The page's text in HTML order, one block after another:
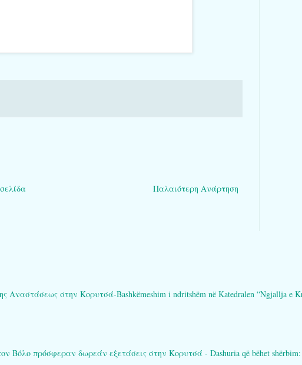
Παλαιότερη Ανάρτηση
στην Κορυτσά-Bashkëmeshim i ndritshëm në Katedralen “Ngjallja e
Βόλο πρόσφεραν δωρεάν εξετάσεις στην Κορυτσά - Dashuria që bëhet